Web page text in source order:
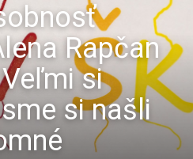
Rapčan
si
si našli